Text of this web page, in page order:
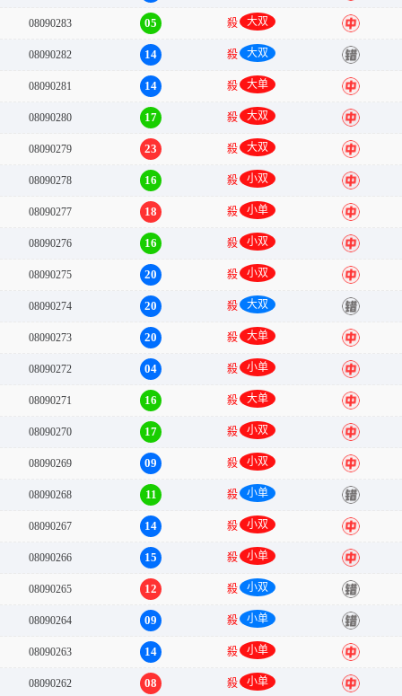
08090283 05 殺 大双 中
08090282 14 殺 大双 错
08090281 14 殺 大单 中
08090280 17 殺 大双 中
08090279 23 殺 大双 中
08090278 16 殺 小双 中
08090277 18 殺 小单 中
08090276 16 殺 小双 中
08090275 20 殺 小双 中
08090274 20 殺 大双 错
08090273 20 殺 大单 中
08090272 04 殺 小单 中
08090271 16 殺 大单 中
08090270 17 殺 小双 中
08090269 09 殺 小双 中
08090268 11 殺 小单 错
08090267 14 殺 小双 中
08090266 15 殺 小单 中
08090265 12 殺 小双 错
08090264 09 殺 小单 错
08090263 14 殺 小单 中
08090262 08 殺 小单 中